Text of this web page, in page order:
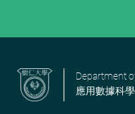
Department
應用數據科